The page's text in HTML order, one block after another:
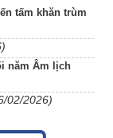
tấm khăn trùm
năm Âm lịch
02/2026)